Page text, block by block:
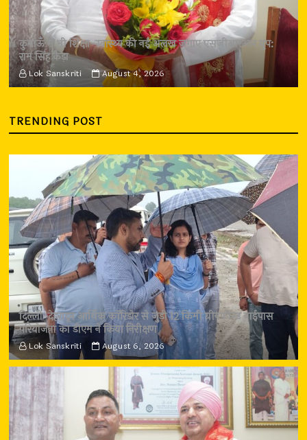
कुमाऊँ में भी शिक्षा-स्वास्थ्य की नई अलख जगाए एसजीआरआर ग्रुप:
राम सिंह कैड़ा
Lok Sanskriti August 4, 2026
TRENDING POST
दिल्ली-देहरादून आर्थिक कॉरिडोर से जुड़ी 12 किमी ग्रीनफील्ड बाईपास
परियोजना का डीएम ने किया निरीक्षण
Lok Sanskriti August 6, 2026